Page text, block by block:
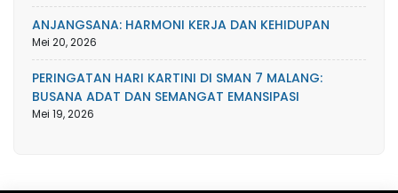
ANJANGSANA: HARMONI KERJA DAN KEHIDUPAN
Mei 20, 2026
PERINGATAN HARI KARTINI DI SMAN 7 MALANG:
BUSANA ADAT DAN SEMANGAT EMANSIPASI
Mei 19, 2026